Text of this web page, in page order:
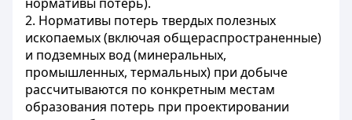
2. Нормативы потерь твердых полезных
ископаемых (включая общераспространенные)
и подземных вод (минеральных,
промышленных, термальных) при добыче
рассчитываются по конкретным местам
образования потерь при проектировании